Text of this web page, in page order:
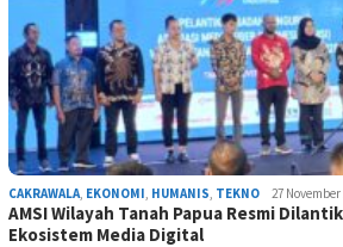
CAKRAWALA EKONOMI HUMANIS TEKNO 27 November
AMSI Wilayah Tanah Papua Resmi
Ekosistem Media Digital